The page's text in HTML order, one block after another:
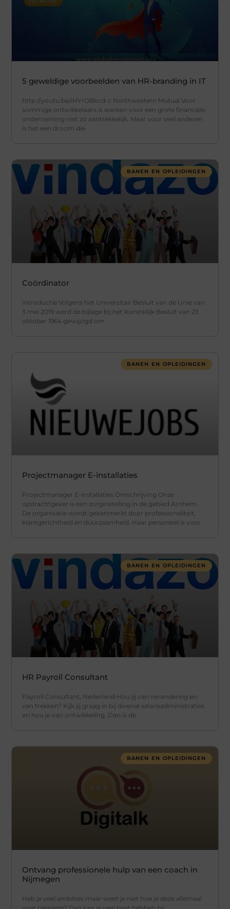
5 geweldige voorbeelden van HR-branding in IT
http://youtu.be/iHYrOBkcd-c Northwestern Mutual Voor
sommige ontwikkelaars is werken voor een grote financiële
onderneming niet zo aantrekkelijk. Maar voor veel anderen
is het een droom die
BANEN EN OPLEIDINGEN
Coördinator
Introductie Volgens het Universitair Besluit van de Unie van
3 mei 2019 werd de bijlage bij het Koninklijk Besluit van 23
oktober 1964 gewijzigd om
BANEN EN OPLEIDINGEN
Projectmanager E-installaties
Projectmanager E-installaties Omschrijving Onze
opdrachtgever is een zorginstelling in de gebied Arnhem.
De organisatie wordt gekenmerkt door professionaliteit,
klantgerichtheid en duurzaamheid. Haar personeel is voor
BANEN EN OPLEIDINGEN
HR Payroll Consultant
Payroll Consultant, Nederland Hou jij van verandering en
van trekken? Kijk jij graag in bij diverse salarisadministraties
en hou je van ontwikkeling. Dan is de
BANEN EN OPLEIDINGEN
Ontvang professionele hulp van een coach in
Nijmegen
Heb je veel ambities maar weet je niet hoe je deze allemaal